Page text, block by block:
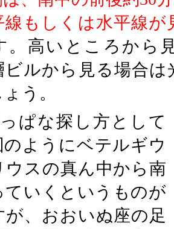
線もしくは水平線が
。高いところから
ビルから見る場合
う。
ぱな探し方として
のようにベテルギウ
ウスの真ん中から南
ていくというものが
が、おおいぬ座の足